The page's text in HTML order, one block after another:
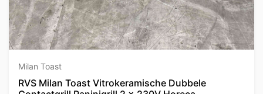
Milan Toast
RVS Milan Toast Vitrokeramische Dubbele